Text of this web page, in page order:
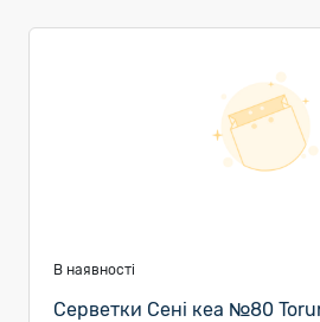
В наявності
Серветки Сені кеа №80